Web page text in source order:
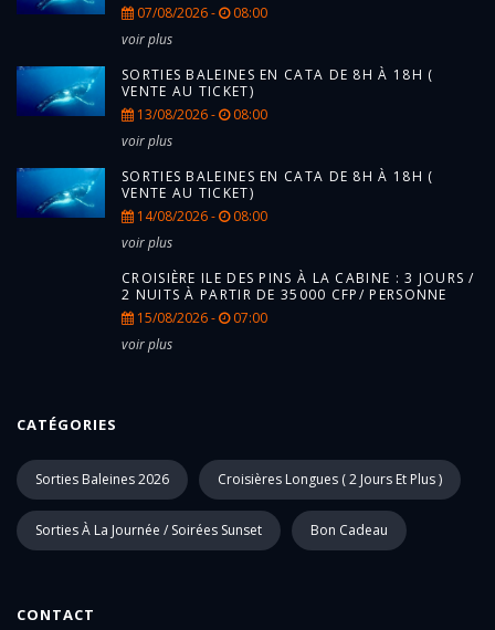
07/08/2026 -
08:00
voir plus
SORTIES BALEINES EN CATA DE 8H À 18H (
VENTE AU TICKET)
13/08/2026 -
08:00
voir plus
SORTIES BALEINES EN CATA DE 8H À 18H (
VENTE AU TICKET)
14/08/2026 -
08:00
voir plus
CROISIÈRE ILE DES PINS À LA CABINE : 3 JOURS /
2 NUITS À PARTIR DE 35000 CFP/ PERSONNE
15/08/2026 -
07:00
voir plus
CATÉGORIES
Sorties Baleines 2026 Croisières Longues ( 2 Jours Et Plus )
Sorties À La Journée / Soirées Sunset Bon Cadeau
CONTACT